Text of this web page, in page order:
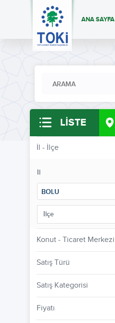
ANA SAYFA
LİSTE
İl - İlçe
İl
BOLU
İlçe
Konut - Ticaret Merkezi
Satış Türü
Satış Kategorisi
Fiyatı